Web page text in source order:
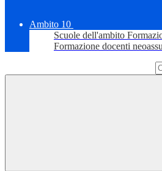
Ambito 10
Scuole dell'ambito
Formazione docenti